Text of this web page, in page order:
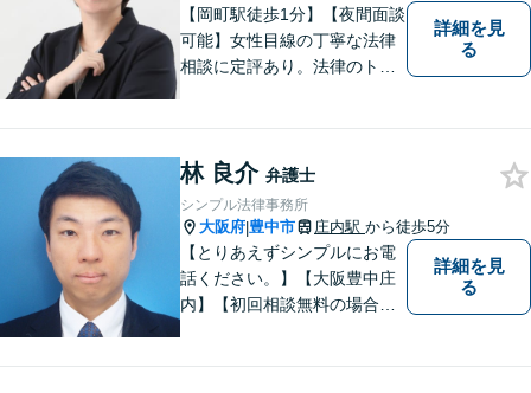
連絡ください。
【岡町駅徒歩1分】【夜間面談
可能】女性目線の丁寧な法律
相談に定評あり。法律のトラ
いリーガルサービスを提供し
ます。
詳細を見
る
林 良介 弁護士
シンプル法律事務所
大阪府|豊中市 庄内駅 から徒歩5分
【とりあえずシンプルにお電
話ください。】【大阪豊中庄
内】【初回相談無料の場合あ
詳細を見
る